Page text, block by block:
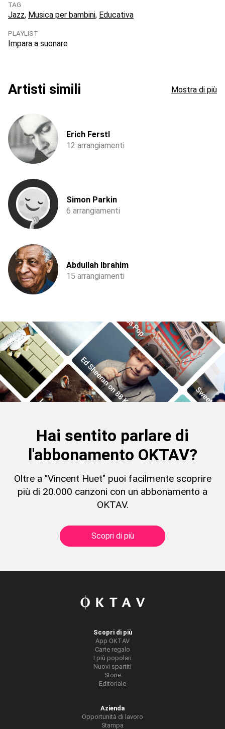
TAG
Jazz Musica per bambini Educativa
PLAYLIST
Impara a suonare
Artisti simili Mostra di più
Erich Ferstl
12 arrangiamenti
Simon Parkin
6 arrangiamenti
Abdullah Ibrahim
15 arrangiamenti
Hai sentito parlare di
l'abbonamento OKTAV?
Oltre a "Vincent Huet" puoi facilmente scoprire
più di 20.000 canzoni con un abbonamento a
OKTAV.
Scopri di più
Scopri di più
App OKTAV
Carte regalo
I più popolari
Nuovi spartiti
Storie
Editoriale
Azienda
Opportunità di lavoro
Stampa